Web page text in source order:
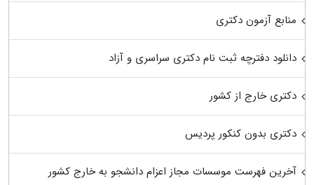
منابع آزمون دکتری
دانلود دفترچه ثبت نام دکتری سراسری و آزاد
دکتری خارج از کشور
دکتری بدون کنکور پردیس
آخرین فهرست موسسات مجاز اعزام دانشجو به خارج کشور